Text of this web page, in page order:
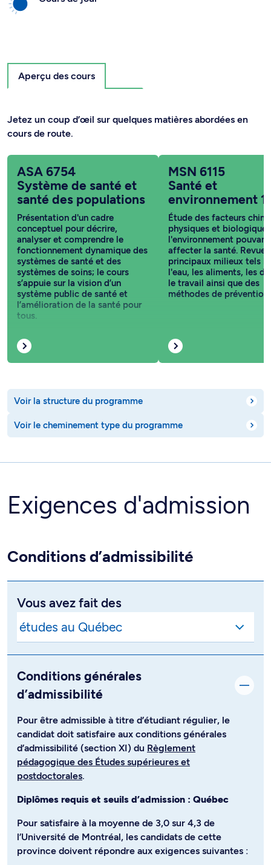
Aperçu des cours
Jetez un coup d’œil sur quelques matières abordées en
cours de route.
ASA 6754
Système de santé et
santé des populations
Présentation d'un cadre
conceptuel pour décrire,
analyser et comprendre le
fonctionnement dynamique des
systèmes de santé et des
systèmes de soins; le cours
s’appuie sur la vision d’un
système public de santé et
l’amélioration de la santé pour
tous.
MSN 6115
Santé et
environnement 1
Étude des facteurs
physiques et
l'environnement pouvant
affecter la santé. Revue
principaux milieux tels
l'eau, les aliments, les
le travail ainsi que des
méthodes de prévention.
Voir la structure du programme
Voir le cheminement type du programme
Exigences d'admission
Conditions d’admissibilité
Vous avez fait des
Conditions générales
d’admissibilité
Pour être admissible à titre d’étudiant régulier, le
candidat doit satisfaire aux conditions générales
d’admissibilité (section XI) du Règlement
pédagogique des Études supérieures et
postdoctorales.
Diplômes requis et seuils d’admission : Québec
Pour satisfaire à la moyenne de 3,0 sur 4,3 de
l’Université de Montréal, les candidats de cette
province doivent répondre aux exigences suivantes :